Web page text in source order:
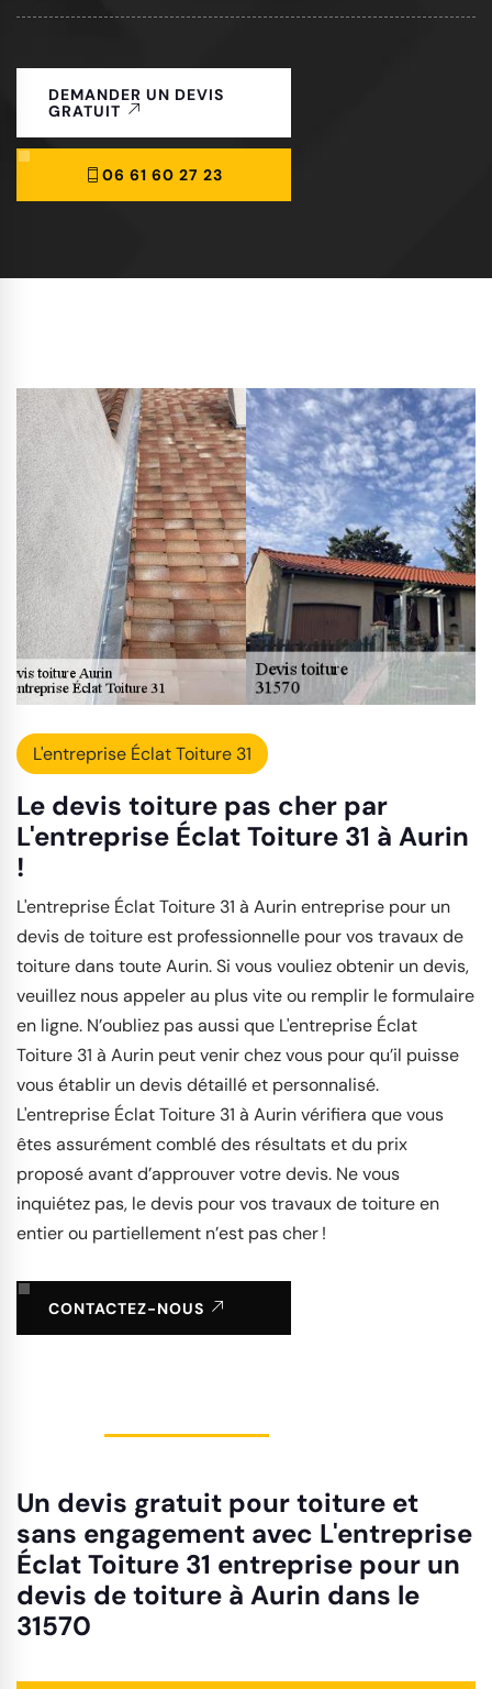
DEMANDER UN DEVIS
GRATUIT
06 61 60 27 23
L'entreprise Éclat Toiture 31
Le devis toiture pas cher par
L'entreprise Éclat Toiture 31 à Aurin
!
L'entreprise Éclat Toiture 31 à Aurin entreprise pour un
devis de toiture est professionnelle pour vos travaux de
toiture dans toute Aurin. Si vous vouliez obtenir un devis,
veuillez nous appeler au plus vite ou remplir le formulaire
en ligne. N’oubliez pas aussi que L'entreprise Éclat
Toiture 31 à Aurin peut venir chez vous pour qu’il puisse
vous établir un devis détaillé et personnalisé.
L'entreprise Éclat Toiture 31 à Aurin vérifiera que vous
êtes assurément comblé des résultats et du prix
proposé avant d’approuver votre devis. Ne vous
inquiétez pas, le devis pour vos travaux de toiture en
entier ou partiellement n’est pas cher !
CONTACTEZ-NOUS
Un devis gratuit pour toiture et
sans engagement avec L'entreprise
Éclat Toiture 31 entreprise pour un
devis de toiture à Aurin dans le
31570